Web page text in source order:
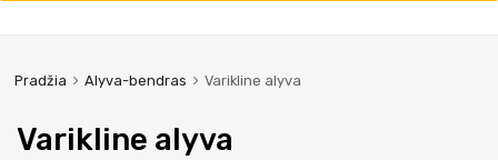
Pradžia Alyva-bendras Varikline alyva
Varikline alyva